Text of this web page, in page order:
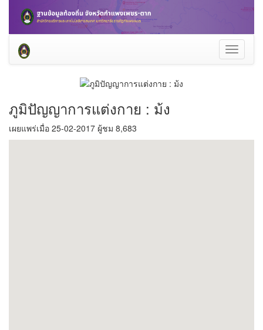
Toggle
ภูมิปัญญาการแต่งกาย : ม้ง
เผยแพร่เมื่อ 25-02-2017 ผู้ชม 8,683